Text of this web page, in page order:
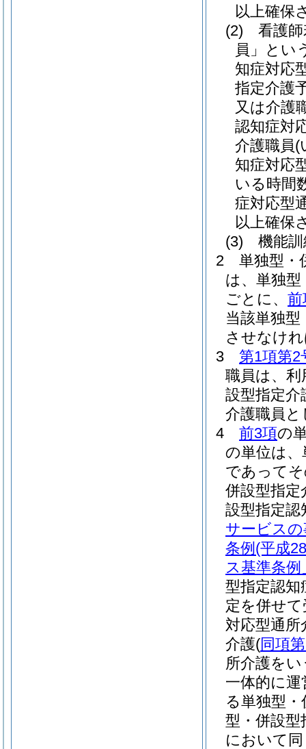
以上確保
(2)
看護
員」とい
知症対応
指定介護
又は介護
認知症対
介護職員(
知症対応
いる時間
症対応型
以上確保
(3)
機能
2
単独型・
は、単独型
ごとに、 前
当該単独
させなけ
3
第1項第2
職員は、
設型指定介
介護職員
4
前3項の
の単位は、
であって
併設型指定
設型指定認
サービス
条例 (平成
ス基準条
型指定認知
定を併せ
対応型通所
介護(同項
所介護を
一体的に
る単独型
型・併設型
において